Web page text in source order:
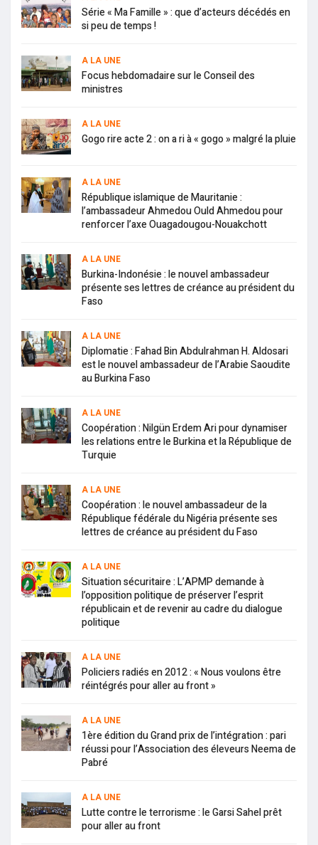
Série « Ma Famille » : que d’acteurs décédés en
si peu de temps !
A LA UNE
Focus hebdomadaire sur le Conseil des
ministres
A LA UNE
Gogo rire acte 2 : on a ri à « gogo » malgré la pluie
A LA UNE
République islamique de Mauritanie :
l’ambassadeur Ahmedou Ould Ahmedou pour
renforcer l’axe Ouagadougou-Nouakchott
A LA UNE
Burkina-Indonésie : le nouvel ambassadeur
présente ses lettres de créance au président du
Faso
A LA UNE
Diplomatie : Fahad Bin Abdulrahman H. Aldosari
est le nouvel ambassadeur de l’Arabie Saoudite
au Burkina Faso
A LA UNE
Coopération : Nilgün Erdem Ari pour dynamiser
les relations entre le Burkina et la République de
Turquie
A LA UNE
Coopération : le nouvel ambassadeur de la
République fédérale du Nigéria présente ses
lettres de créance au président du Faso
A LA UNE
Situation sécuritaire : L’APMP demande à
l’opposition politique de préserver l’esprit
républicain et de revenir au cadre du dialogue
politique
A LA UNE
Policiers radiés en 2012 : « Nous voulons être
réintégrés pour aller au front »
A LA UNE
1ère édition du Grand prix de l’intégration : pari
réussi pour l’Association des éleveurs Neema de
Pabré
A LA UNE
Lutte contre le terrorisme : le Garsi Sahel prêt
pour aller au front